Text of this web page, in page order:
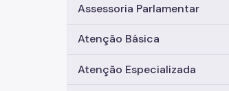
Assessoria Parlamentar
Atenção Básica
Atenção Especializada